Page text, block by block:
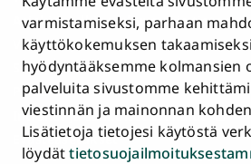
varmistamiseksi, parhaan
käyttökokemuksen
hyödyntääksemme kolmansien
palveluita sivustomme
viestinnän ja mainonnan
Lisätietoja tietojesi käytöstä
löydät
Asiakirjajulkisuuskuvaus ja
Väärinkäytösepäilyt
Saavutettavuusseloste
Palaute
Intranet ja sähköiset työkalut
Evästeasetukset